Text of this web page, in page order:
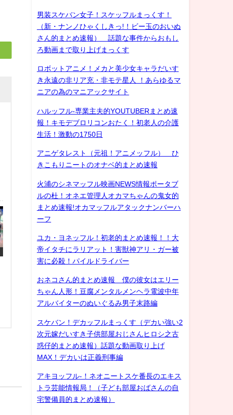
男装スケバン女子！スケッフルまっくす！
（新・ナンノひゃくしきっ!！ビー玉のおいぬ
さん的まとめ速報） 話題な事件からおもし
ろ動画まで取り上げまっくす
ロボットアニメ！メカと美少女キャラだいす
き永遠の非リア充・非モテ星人 ！あらゆるマ
ニアの為のマニアックサイト
ハルッフル-専業主夫的YOUTUBERまとめ速
報！キモデブロリコンおたく！初老人の介護
生活！激動の1750日
アニゲタレスト（元祖！アニメッフル） ひ
きこもりニートのオナベ的まとめ速報
火浦のシネマッフル映画NEWS情報ポータブ
ルの杜！オネエ管理人オカマちゃんの鬼女的
まとめ速報!オカマッフルアタックナンバーハ
ーフ
ユカ・ヨネッフル！初老的まとめ速報！！大
帝イタチにラリアット！害獣神アリ・ガー被
害に必殺！パイルドライバー
おネコさん的まとめ速報 僕の彼女はエリー
ちゃん人形！豆腐メンタルメンヘラ電波中年
アルバイターのぬいぐるみ男子末路編
スケバン！デカッフルまっくす（デカい強い2
次元嫁だいすき子供部屋おじさんヒロシ之古
惑仔的まとめ速報）話題な動画取り上げ
MAX！デカいは正義刑事編
アキヨッフル-！ネオニートスケ番長のエキス
トラ芸能情報局！（子ども部屋おばさんの自
宅警備員的まとめ速報）